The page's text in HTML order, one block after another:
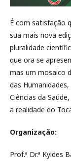
É com satisfação
sua mais nova
pluralidade
que ora se
mas um mosaico
das Humanidades,
Ciências da
a realidade do
Organização:
Prof.ª Dr.ª Kyldes